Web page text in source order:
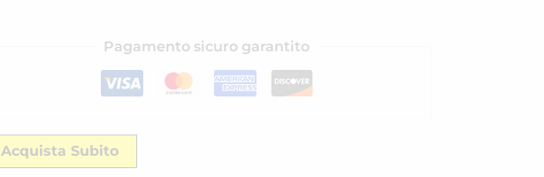
Pagamento sicuro garantito
Acquista Subito